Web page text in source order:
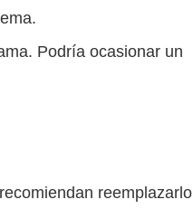
Podría ocasionar un
reemplazarlo